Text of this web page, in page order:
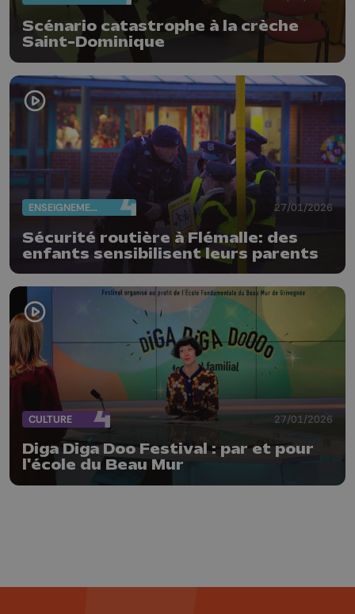
Scénario catastrophe à la crèche
Saint-Dominique
ENSEIGNEMENT 27/01/2026
Sécurité routière à Flémalle: des
enfants sensibilisent leurs parents
CULTURE 27/01/2026
Diga Diga Doo Festival : par et pour
l'école du Beau Mur